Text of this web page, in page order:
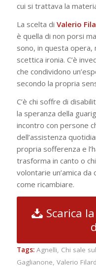
cui si trattava la
La scelta di Valerio
è quella di non porsi
sono, in questa opera,
scettica ironia. C’è
che condividono
secondo la propria
C’è chi soffre di
la speranza della
incontro con persone
dell’assistenza
propria sofferenza e
trasforma in canto o
volontarie un’amica
come ricambiare.
Scarica
Tags: Agnelli, Chi sale
Gaglianone, Valerio